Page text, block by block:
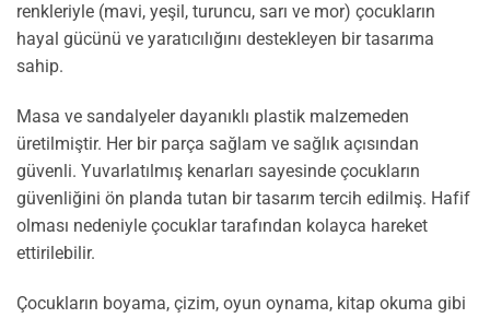
renkleriyle (mavi, yeşil, turuncu, sarı ve mor) çocukların
hayal gücünü ve yaratıcılığını destekleyen bir tasarıma
sahip.
Masa ve sandalyeler dayanıklı plastik malzemeden
üretilmiştir. Her bir parça sağlam ve sağlık açısından
güvenli. Yuvarlatılmış kenarları sayesinde çocukların
güvenliğini ön planda tutan bir tasarım tercih edilmiş. Hafif
olması nedeniyle çocuklar tarafından kolayca hareket
ettirilebilir.
Çocukların boyama, çizim, oyun oynama, kitap okuma gibi